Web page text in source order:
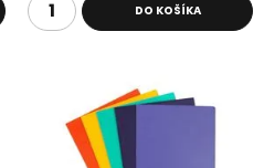
DO KOŠÍKA